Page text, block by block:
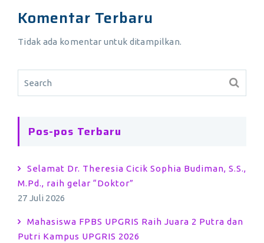
Komentar Terbaru
Tidak ada komentar untuk ditampilkan.
Pos-pos Terbaru
Selamat Dr. Theresia Cicik Sophia Budiman, S.S.,
M.Pd., raih gelar “Doktor”
27 Juli 2026
Mahasiswa FPBS UPGRIS Raih Juara 2 Putra dan
Putri Kampus UPGRIS 2026